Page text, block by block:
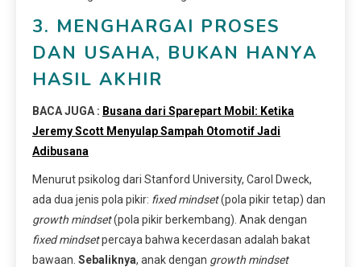
3. MENGHARGAI PROSES
DAN USAHA, BUKAN HANYA
HASIL AKHIR
BACA JUGA : Busana dari Sparepart Mobil: Ketika
Jeremy Scott Menyulap Sampah Otomotif Jadi
Adibusana
Menurut psikolog dari Stanford University, Carol Dweck,
ada dua jenis pola pikir: fixed mindset(pola pikir tetap) dan
growth mindset(pola pikir berkembang). Anak dengan
fixed mindsetpercaya bahwa kecerdasan adalah bakat
bawaan. Sebaliknya, anak dengan growth mindset